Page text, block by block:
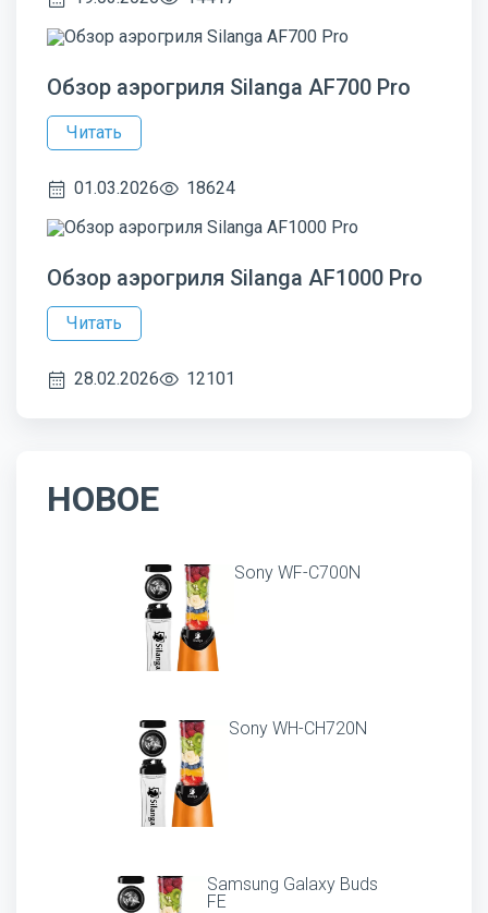
Обзор аэрогриля Silanga AF700 Pro
Читать
01.03.2026 18624
Обзор аэрогриля Silanga AF1000 Pro
Читать
28.02.2026 12101
НОВОЕ
Sony WF-C700N
Sony WH-CH720N
Samsung Galaxy Buds
FE